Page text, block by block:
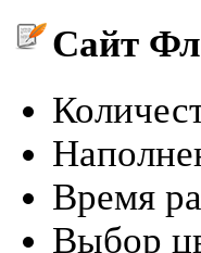
Сайт
Время
Выбор